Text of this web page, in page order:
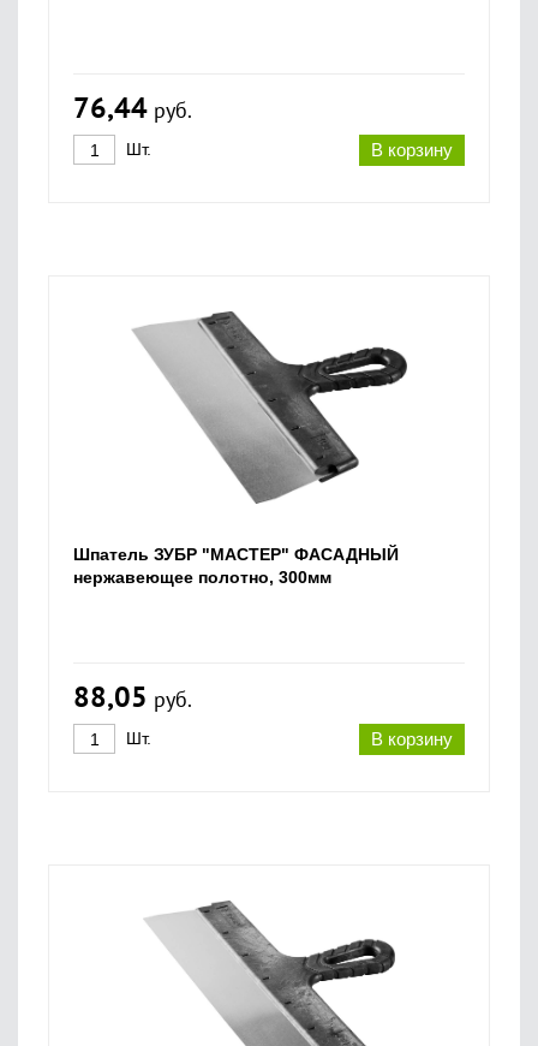
76,44 руб.
В корзину
Шт.
Шпатель ЗУБР "МАСТЕР" ФАСАДНЫЙ
нержавеющее полотно, 300мм
88,05 руб.
В корзину
Шт.